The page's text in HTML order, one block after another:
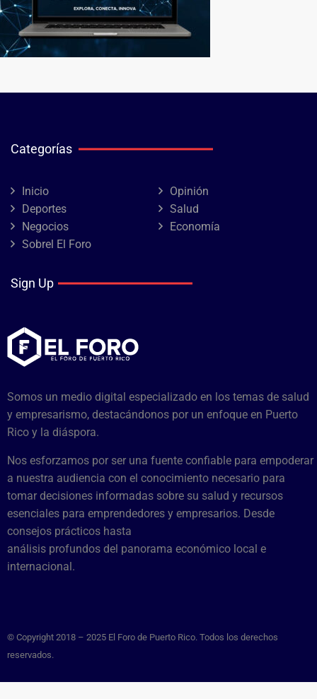
Categorías
Inicio
Opinión
Deportes
Salud
Negocios
Economía
Sobrel El Foro
Sign Up
Somos un medio digital especializado en los temas de salud
y empresarismo, destacándonos por un enfoque en Puerto
Rico y la diáspora.
Nos esforzamos por ser una fuente confiable para empoderar
a nuestra audiencia con el conocimiento necesario para
tomar decisiones informadas sobre su salud y recursos
esenciales para emprendedores y empresarios. Desde
consejos prácticos hasta
análisis profundos del panorama económico local e
internacional.
© Copyright 2018 – 2025 El Foro de Puerto Rico. Todos los derechos
reservados.